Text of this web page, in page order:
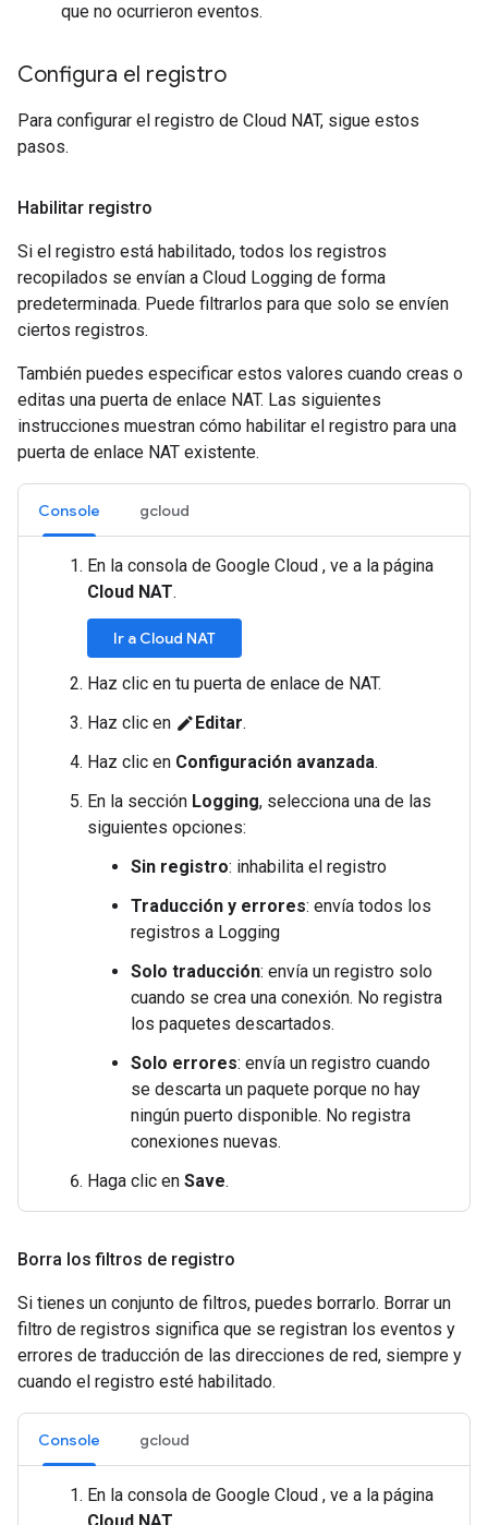
que no ocurrieron eventos.
Configura el registro
Para configurar el registro de Cloud NAT, sigue estos
pasos.
Habilitar registro
Si el registro está habilitado, todos los registros
recopilados se envían a Cloud Logging de forma
predeterminada. Puede filtrarlos para que solo se envíen
ciertos registros.
También puedes especificar estos valores cuando creas o
editas una puerta de enlace NAT. Las siguientes
instrucciones muestran cómo habilitar el registro para una
puerta de enlace NAT existente.
Console gcloud
En la consola de Google Cloud , ve a la página
Cloud NAT.
Ir a Cloud NAT
Haz clic en tu puerta de enlace de NAT.
Haz clic en editEditar.
Haz clic en Configuración avanzada.
En la sección Logging, selecciona una de las
siguientes opciones:
Sin registro: inhabilita el registro
Traducción y errores: envía todos los
registros a Logging
Solo traducción: envía un registro solo
cuando se crea una conexión. No registra
los paquetes descartados.
Solo errores: envía un registro cuando
se descarta un paquete porque no hay
ningún puerto disponible. No registra
conexiones nuevas.
Haga clic en Save.
Borra los filtros de registro
Si tienes un conjunto de filtros, puedes borrarlo. Borrar un
filtro de registros significa que se registran los eventos y
errores de traducción de las direcciones de red, siempre y
cuando el registro esté habilitado.
Console gcloud
En la consola de Google Cloud , ve a la página